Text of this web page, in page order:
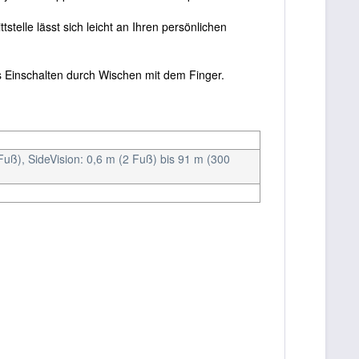
lässt sich leicht an Ihren persönlichen
durch Wischen mit dem Finger.
SideVision: 0,6 m (2 Fuß) bis 91 m (300